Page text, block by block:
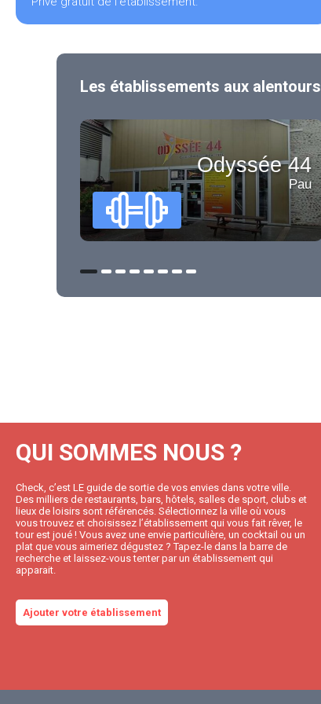
Les établissements aux alentours
Odyssée 44
Pau
QUI SOMMES NOUS ?
Check, c’est LE guide de sortie de vos envies dans votre ville.
Des milliers de restaurants, bars, hôtels, salles de sport, clubs et
lieux de loisirs sont référencés. Sélectionnez la ville où vous
vous trouvez et choisissez l’établissement qui vous fait rêver, le
tour est joué ! Vous avez une envie particulière, un cocktail ou un
plat que vous aimeriez dégustez ? Tapez-le dans la barre de
recherche et laissez-vous tenter par un établissement qui
apparait.
Ajouter votre établissement